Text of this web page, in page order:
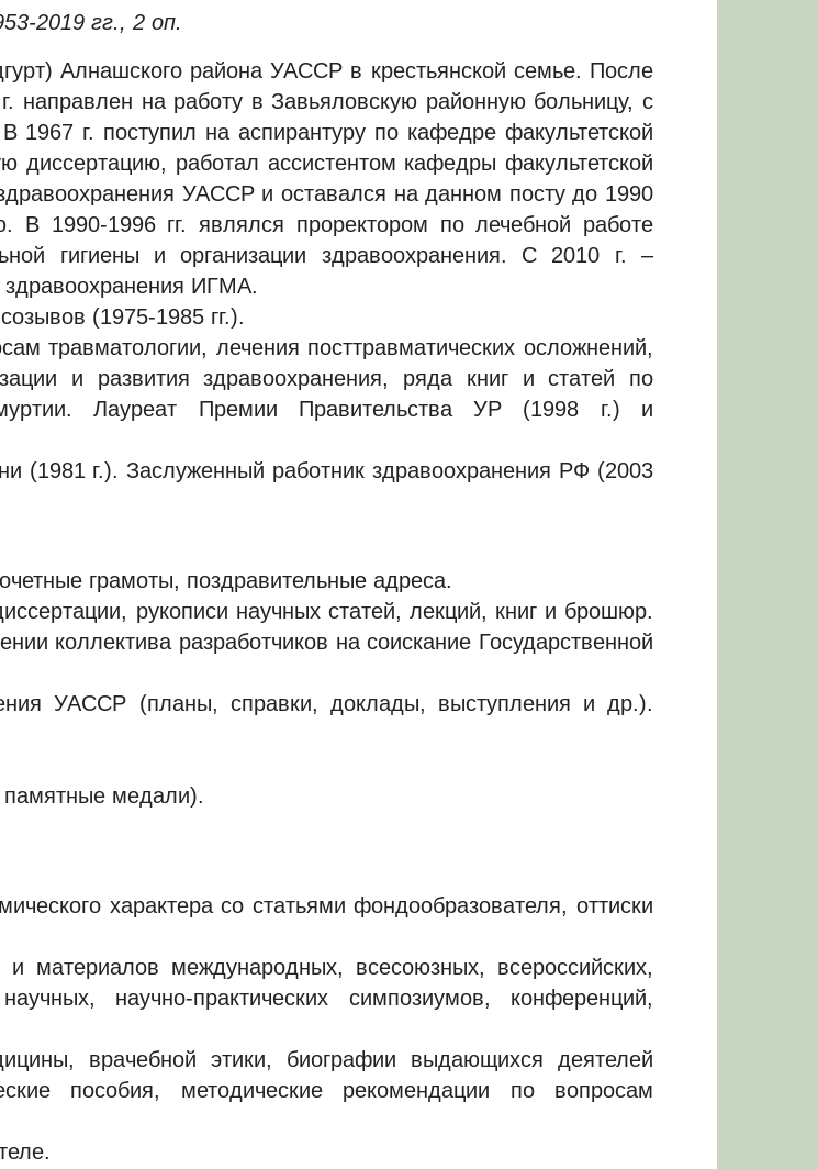
2019 гг., 2 оп.
Алнашского района УАССР в крестьянской семье. После
направлен на работу в Завьяловскую районную больницу, с
1967 г. поступил на аспирантуру по кафедре факультетской
диссертацию, работал ассистентом кафедры факультетской
УАССР и оставался на данном посту до 1990
В 1990-1996 гг. являлся проректором по лечебной работе
гигиены и организации здравоохранения. С 2010 г. –
ИГМА.
(1975-1985 гг.).
травматологии, лечения посттравматических осложнений,
и развития здравоохранения, ряда книг и статей по
Лауреат Премии Правительства УР (1998 г.) и
(1981 г.). Заслуженный работник здравоохранения РФ (2003
грамоты, поздравительные адреса.
рукописи научных статей, лекций, книг и брошюр.
коллектива разработчиков на соискание Государственной
УАССР (планы, справки, доклады, выступления и др.).
медали).
характера со статьями фондообразователя, оттиски
материалов международных, всесоюзных, всероссийских,
научно-практических симпозиумов, конференций,
врачебной этики, биографии выдающихся деятелей
пособия, методические рекомендации по вопросам